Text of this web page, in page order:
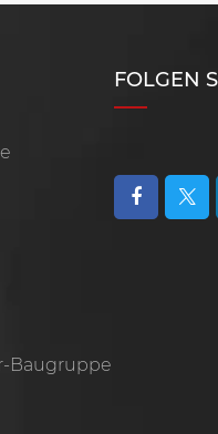
Baugruppe
FOLGEN